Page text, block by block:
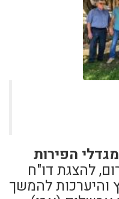
הפירות
להצגת דו"ח
והיערכות להמשך